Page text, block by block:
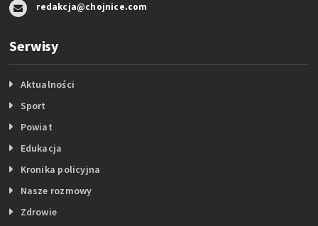
redakcja@chojnice.com
Serwisy
Aktualności
Sport
Powiat
Edukacja
Kronika policyjna
Nasze rozmowy
Zdrowie